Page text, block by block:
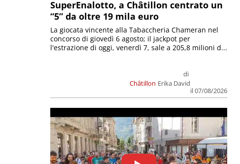
SuperEnalotto, a Châtillon centrato un
“5” da oltre 19 mila euro
Châtillon
di
Erika David
il 07/08/2026
La giocata vincente alla Tabaccheria Chameran nel
concorso di giovedì 6 agosto; il jackpot per
l'estrazione di oggi, venerdì 7, sale a 205,8 milioni d...